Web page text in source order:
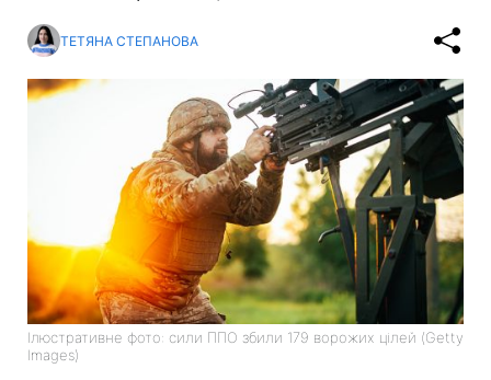
ТЕТЯНА СТЕПАНОВА
Ілюстративне фото: сили ППО збили 179 ворожих цілей (Getty
Images)